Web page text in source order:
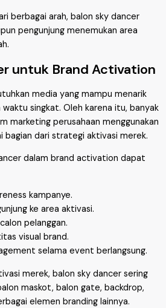
berbagai arah, balon sky dancer
pengunjung menemukan area
untuk Brand Activation
media yang mampu menarik
singkat. Oleh karena itu, banyak
marketing perusahaan menggunakan
bagian dari strategi aktivasi merek.
dalam brand activation dapat
kampanye.
ke area aktivasi.
pelanggan.
visual brand.
selama event berlangsung.
merek, balon sky dancer sering
maskot, balon gate, backdrop,
elemen branding lainnya.